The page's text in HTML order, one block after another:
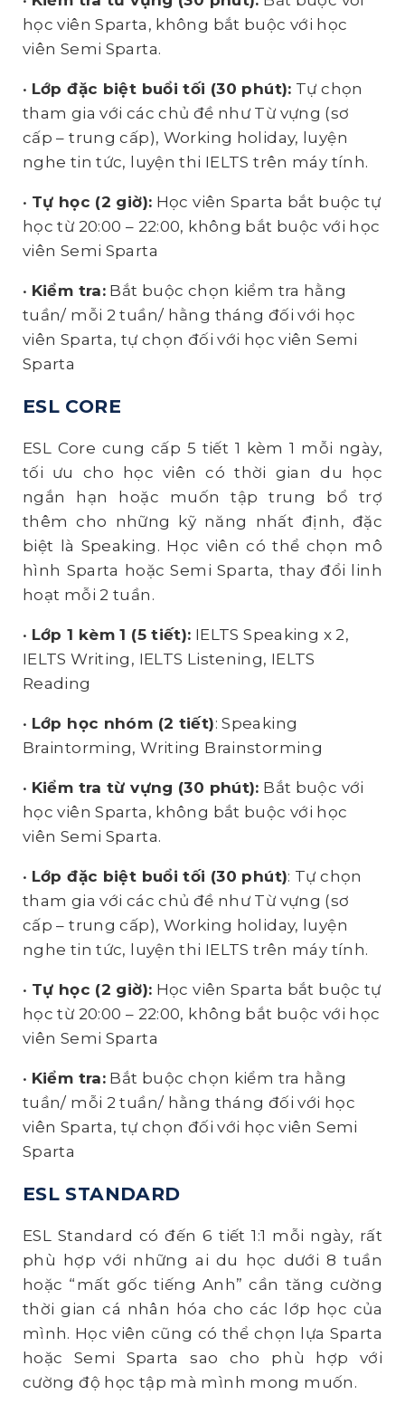
học viên Sparta, không bắt buộc với học
viên Semi Sparta.
• Lớp đặc biệt buổi tối (30 phút): Tự chọn
tham gia với các chủ đề như Từ vựng (sơ
cấp – trung cấp), Working holiday, luyện
nghe tin tức, luyện thi IELTS trên máy tính.
• Tự học (2 giờ): Học viên Sparta bắt buộc tự
học từ 20:00 – 22:00, không bắt buộc với học
viên Semi Sparta
• Kiểm tra: Bắt buộc chọn kiểm tra hằng
tuần/ mỗi 2 tuần/ hằng tháng đối với học
viên Sparta, tự chọn đối với học viên Semi
Sparta
ESL CORE
ESL Core cung cấp 5 tiết 1 kèm 1 mỗi ngày,
tối ưu cho học viên có thời gian du học
ngắn hạn hoặc muốn tập trung bổ trợ
thêm cho những kỹ năng nhất định, đặc
biệt là Speaking. Học viên có thể chọn mô
hình Sparta hoặc Semi Sparta, thay đổi linh
hoạt mỗi 2 tuần.
• Lớp 1 kèm 1 (5 tiết): IELTS Speaking x 2,
IELTS Writing, IELTS Listening, IELTS
Reading
• Lớp học nhóm (2 tiết):Speaking
Braintorming, Writing Brainstorming
• Kiểm tra từ vựng (30 phút): Bắt buộc với
học viên Sparta, không bắt buộc với học
viên Semi Sparta.
• Lớp đặc biệt buổi tối (30 phút): Tự chọn
tham gia với các chủ đề như Từ vựng (sơ
cấp – trung cấp), Working holiday, luyện
nghe tin tức, luyện thi IELTS trên máy tính.
• Tự học (2 giờ): Học viên Sparta bắt buộc tự
học từ 20:00 – 22:00, không bắt buộc với học
viên Semi Sparta
• Kiểm tra: Bắt buộc chọn kiểm tra hằng
tuần/ mỗi 2 tuần/ hằng tháng đối với học
viên Sparta, tự chọn đối với học viên Semi
Sparta
ESL STANDARD
ESL Standard có đến 6 tiết 1:1 mỗi ngày, rất
phù hợp với những ai du học dưới 8 tuần
hoặc “mất gốc tiếng Anh” cần tăng cường
thời gian cá nhân hóa cho các lớp học của
mình. Học viên cũng có thể chọn lựa Sparta
hoặc Semi Sparta sao cho phù hợp với
cường độ học tập mà mình mong muốn.